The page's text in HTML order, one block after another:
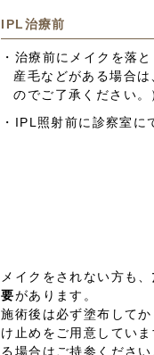
IPL治療前
・治療前にメイクを落
産毛などがある場合
のでご了承ください。
・IPL照射前に診察室に
メイクをされない方も、
要があります。
施術後は必ず塗布して
け止めをご用意してい
る場合はご持参ください